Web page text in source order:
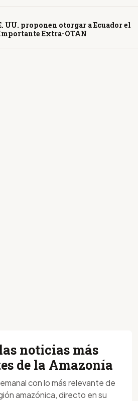
UU. proponen otorgar a Ecuador el
Extra-OTAN
noticias más
de la Amazonía
con lo más relevante de
amazónica, directo en su